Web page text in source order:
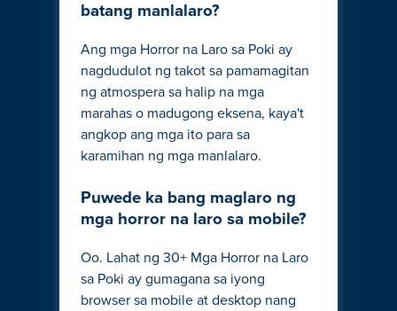
batang manlalaro?
Ang mga Horror na Laro sa Poki ay
nagdudulot ng takot sa pamamagitan
ng atmospera sa halip na mga
marahas o madugong eksena, kaya't
angkop ang mga ito para sa
karamihan ng mga manlalaro.
Puwede ka bang maglaro ng
mga horror na laro sa mobile?
Oo. Lahat ng 30+ Mga Horror na Laro
sa Poki ay gumagana sa iyong
browser sa mobile at desktop nang